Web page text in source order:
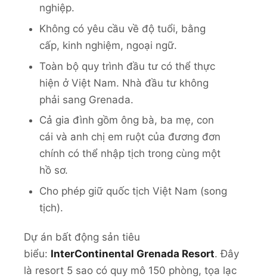
nghiệp.
Không có yêu cầu về độ tuổi, bằng
cấp, kinh nghiệm, ngoại ngữ.
Toàn bộ quy trình đầu tư có thể thực
hiện ở Việt Nam. Nhà đầu tư không
phải sang Grenada.
Cả gia đình gồm ông bà, ba mẹ, con
cái và anh chị em ruột của đương đơn
chính có thể nhập tịch trong cùng một
hồ sơ.
Cho phép giữ quốc tịch Việt Nam (song
tịch).
Dự án bất động sản tiêu
biểu: InterContinental Grenada Resort. Đây
là resort 5 sao có quy mô 150 phòng, tọa lạc